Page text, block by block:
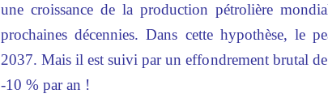
une croissance de la production pétrolière
prochaines décennies. Dans cette hypothèse, le
2037. Mais il est suivi par un effondrement brutal
-10 % par an !